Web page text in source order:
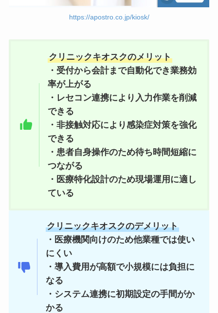
https://apostro.co.jp/kiosk/
クリニックキオスクのメリット
・受付から会計まで自動化でき業務効
率が上がる
・レセコン連携により入力作業を削減
できる
・非接触対応により感染症対策を強化
できる
・患者自身操作のため待ち時間短縮に
つながる
・医療特化設計のため現場運用に適し
ている
クリニックキオスクのデメリット
・医療機関向けのため他業種では使い
にくい
・導入費用が高額で小規模には負担に
なる
・システム連携に初期設定の手間がか
かる